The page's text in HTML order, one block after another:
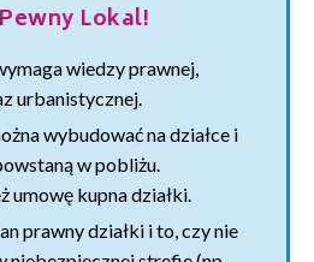
Lokal!
wiedzy prawnej,
urbanistycznej.
wybudować na działce i
w pobliżu.
umowę kupna działki.
prawny działki i to, czy nie